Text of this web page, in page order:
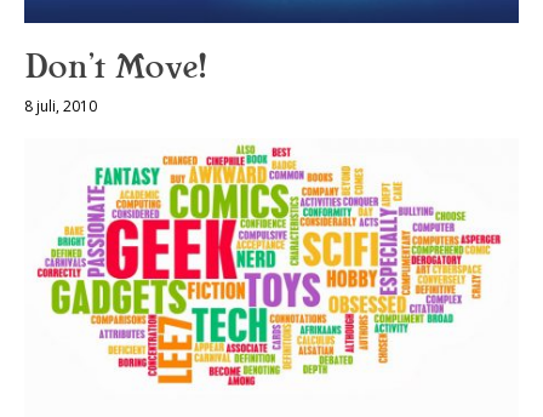
Don’t Move!
8 juli, 2010